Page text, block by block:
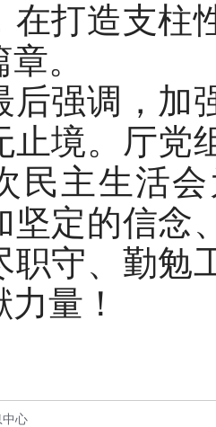
在打造支柱
。
调，加强
止境。厅党
民主生活
坚定的信念
职守、勤勉
量！
中心